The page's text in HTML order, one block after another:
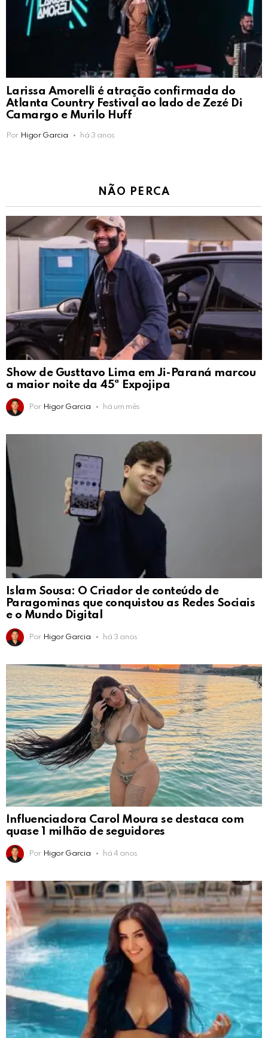
Larissa Amorelli é atração confirmada do
Atlanta Country Festival ao lado de Zezé Di
Camargo e Murilo Huff
Por Higor Garcia há 3 anos
NÃO PERCA
Show de Gusttavo Lima em Ji-Paraná marcou
a maior noite da 45ª Expojipa
Por Higor Garcia há um mês
Islam Sousa: O Criador de conteúdo de
Paragominas que conquistou as Redes Sociais
e o Mundo Digital
Por Higor Garcia há 3 anos
Influenciadora Carol Moura se destaca com
quase 1 milhão de seguidores
Por Higor Garcia há 4 anos